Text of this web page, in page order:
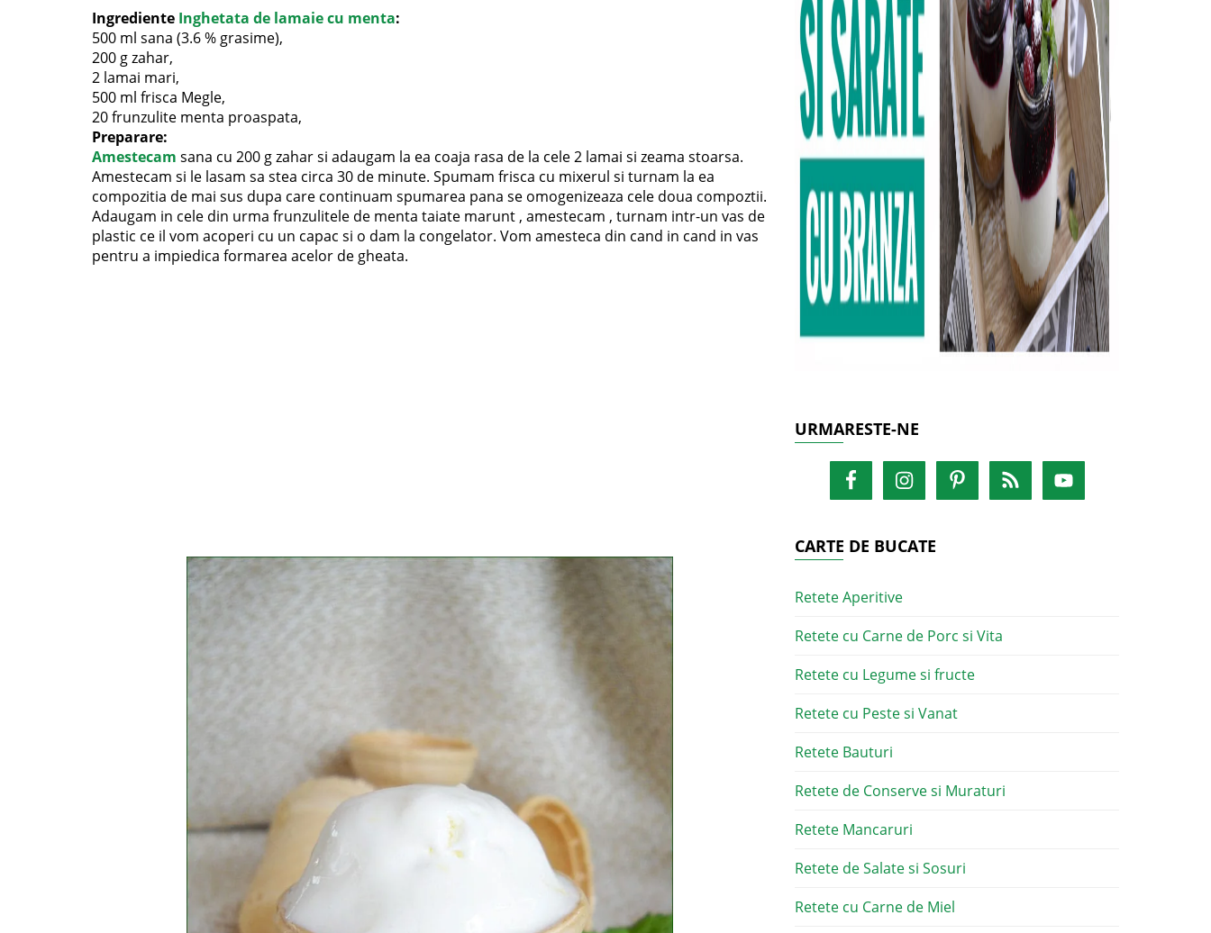
Ingrediente Inghetata de lamaie cu menta:
500 ml sana (3.6 % grasime),
200 g zahar,
2 lamai mari,
500 ml frisca Megle,
20 frunzulite menta proaspata,
Preparare:
Amestecam sana cu 200 g zahar si adaugam la ea coaja rasa de la cele 2 lamai si zeama stoarsa.
Amestecam si le lasam sa stea circa 30 de minute. Spumam frisca cu mixerul si turnam la ea
compozitia de mai sus dupa care continuam spumarea pana se omogenizeaza cele doua compoztii.
Adaugam in cele din urma frunzulitele de menta taiate marunt , amestecam , turnam intr-un vas de
plastic ce il vom acoperi cu un capac si o dam la congelator. Vom amesteca din cand in cand in vas
pentru a impiedica formarea acelor de gheata.
URMARESTE-NE
CARTE DE BUCATE
Retete Aperitive
Retete cu Carne de Porc si Vita
Retete cu Legume si fructe
Retete cu Peste si Vanat
Retete Bauturi
Retete de Conserve si Muraturi
Retete Mancaruri
Retete de Salate si Sosuri
Retete cu Carne de Miel